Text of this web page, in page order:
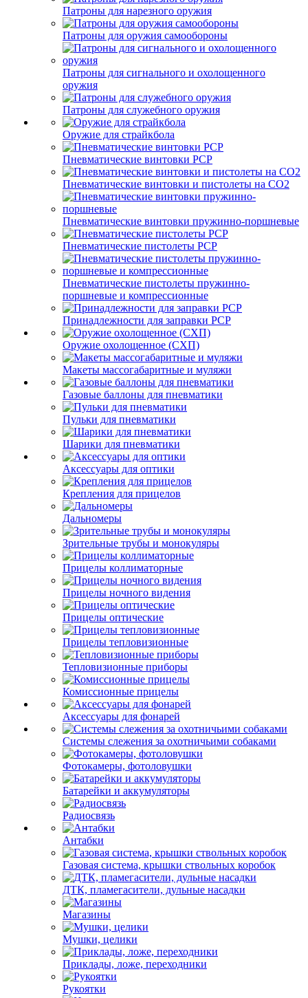
Патроны для нарезного оружия
Патроны для оружия самообороны
Патроны для сигнального и охолощенного
оружия
Патроны для служебного оружия
Оружие для страйкбола
Пневматические винтовки PCP
Пневматические винтовки и пистолеты на CO2
Пневматические винтовки пружинно-поршневые
Пневматические пистолеты PCP
Пневматические пистолеты пружинно-
поршневые и компрессионные
Принадлежности для заправки PCP
Оружие охолощенное (СХП)
Макеты массогабаритные и муляжи
Газовые баллоны для пневматики
Пульки для пневматики
Шарики для пневматики
Аксессуары для оптики
Крепления для прицелов
Дальномеры
Зрительные трубы и монокуляры
Прицелы коллиматорные
Прицелы ночного видения
Прицелы оптические
Прицелы тепловизионные
Тепловизионные приборы
Комиссионные прицелы
Аксессуары для фонарей
Системы слежения за охотничьими собаками
Фотокамеры, фотоловушки
Батарейки и аккумуляторы
Радиосвязь
Антабки
Газовая система, крышки ствольных коробок
ДТК, пламегасители, дульные насадки
Магазины
Мушки, целики
Приклады, ложе, переходники
Рукоятки